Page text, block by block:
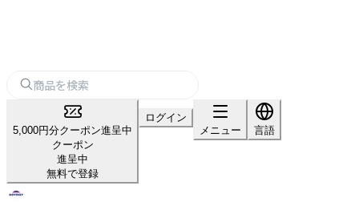
5,000円分クーポン進呈中
クーポン
進呈中
無料で登録
ログイン
メニュー
言語